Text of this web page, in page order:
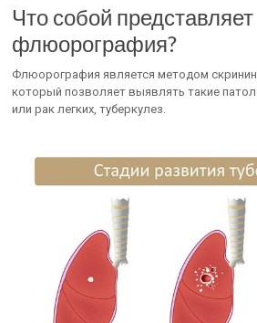
Что собой представляет
флюорография?
Флюорография является методом
который позволяет выявлять такие
или рак легких, туберкулез.